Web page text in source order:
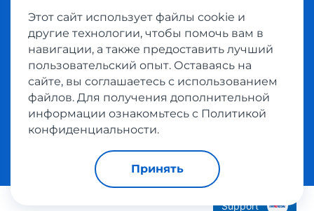
© 2026 Meest Shopping доставка покупок с интернет
магазинов мира в Казахстан. Все права защищены
Политика конфиденциальности
Публичная оферта
Условия пользования сервисом выкупа товаров
Этот сайт использует файлы cookie и
другие технологии, чтобы помочь вам в
навигации, а также предоставить лучший
пользовательский опыт. Оставаясь на
сайте, вы соглашаетесь с использованием
файлов. Для получения дополнительной
информации ознакомьтесь с Политикой
конфиденциальности.
Принять
Support